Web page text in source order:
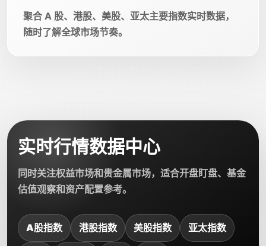
聚合 A 股、港股、美股、亚太主要指数实时数据，
随时了解全球市场节奏。
实时行情数据中心
同时关注权益市场和贵金属市场，适合开盘盯盘、基金
估值观察和资产配置参考。
A股指数 港股指数 美股指数 亚太指数